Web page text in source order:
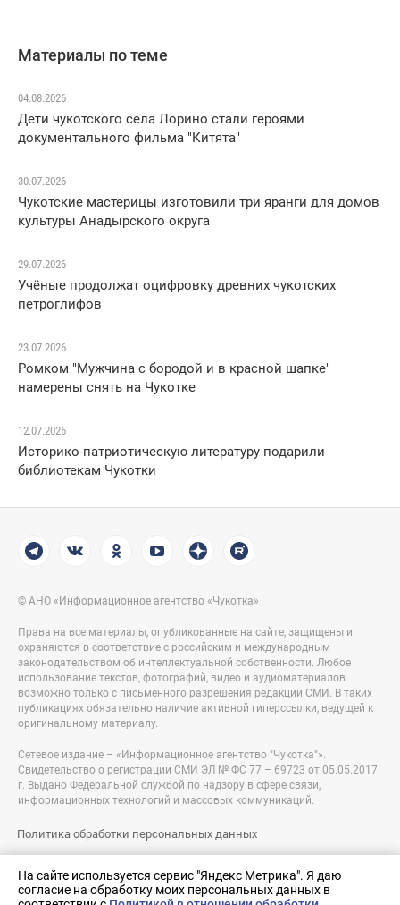
На сайте используется сервис "Яндекс Метрика". Я даю
согласие на обработку моих персональных данных в
Материалы по теме
04.08.2026
Дети чукотского села Лорино стали героями
документального фильма "Китята"
30.07.2026
Чукотские мастерицы изготовили три яранги для домов
культуры Анадырского округа
29.07.2026
Учёные продолжат оцифровку древних чукотских
петроглифов
23.07.2026
Ромком "Мужчина с бородой и в красной шапке"
намерены снять на Чукотке
12.07.2026
Историко-патриотическую литературу подарили
библиотекам Чукотки
© АНО «Информационное агентство «Чукотка»
Права на все материалы, опубликованные на сайте, защищены и
охраняются в соответствие с российским и международным
законодательством об интеллектуальной собственности. Любое
использование текстов, фотографий, видео и аудиоматериалов
возможно только с письменного разрешения редакции СМИ. В таких
публикациях обязательно наличие активной гиперссылки, ведущей к
оригинальному материалу.
Сетевое издание – «Информационное агентство "Чукотка"».
Свидетельство о регистрации СМИ ЭЛ № ФС 77 – 69723 от 05.05.2017
г. Выдано Федеральной службой по надзору в сфере связи,
информационных технологий и массовых коммуникаций.
Политика обработки персональных данных
Разработка сайта: